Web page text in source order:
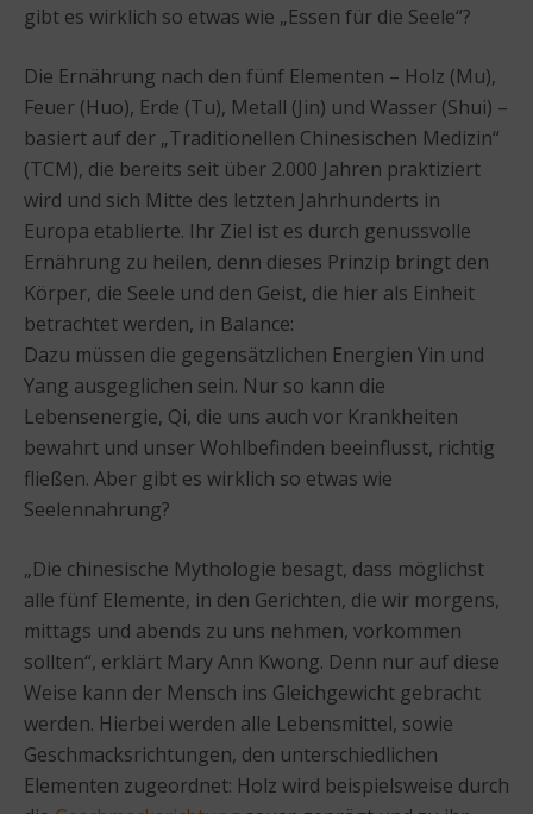
gibt es wirklich so etwas wie „Essen für die Seele“?
Die Ernährung nach den fünf Elementen – Holz (Mu),
Feuer (Huo), Erde (Tu), Metall (Jin) und Wasser (Shui) –
basiert auf der „Traditionellen Chinesischen Medizin“
(TCM), die bereits seit über 2.000 Jahren praktiziert
wird und sich Mitte des letzten Jahrhunderts in
Europa etablierte. Ihr Ziel ist es durch genussvolle
Ernährung zu heilen, denn dieses Prinzip bringt den
Körper, die Seele und den Geist, die hier als Einheit
betrachtet werden, in Balance:
Dazu müssen die gegensätzlichen Energien Yin und
Yang ausgeglichen sein. Nur so kann die
Lebensenergie, Qi, die uns auch vor Krankheiten
bewahrt und unser Wohlbefinden beeinflusst, richtig
fließen. Aber gibt es wirklich so etwas wie
Seelennahrung?
„Die chinesische Mythologie besagt, dass möglichst
alle fünf Elemente, in den Gerichten, die wir morgens,
mittags und abends zu uns nehmen, vorkommen
sollten“, erklärt Mary Ann Kwong. Denn nur auf diese
Weise kann der Mensch ins Gleichgewicht gebracht
werden. Hierbei werden alle Lebensmittel, sowie
Geschmacksrichtungen, den unterschiedlichen
Elementen zugeordnet: Holz wird beispielsweise durch